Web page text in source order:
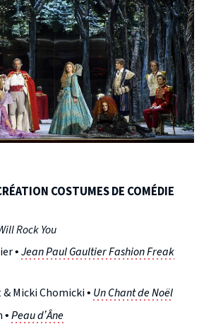
COSTUMES DE COMÉDIE
Rock You
•Jean Paul Gaultier Fashion Freak
Micki Chomicki • Un Chant de Noël
•Peau d’Âne